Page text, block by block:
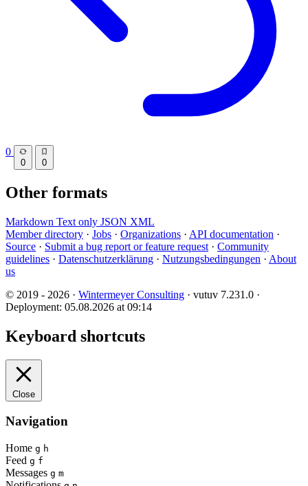
0
0 0
Other formats
Markdown Text only JSON XML
Member directory · Jobs · Organizations · API documentation ·
Source · Submit a bug report or feature request · Community
guidelines · Datenschutzerklärung · Nutzungsbedingungen · About
us
© 2019 - 2026 · Wintermeyer Consulting · vutuv 7.231.0 ·
Deployment: 05.08.2026 at 09:14
Keyboard shortcuts
Close
Navigation
Home g h
Feed g f
Messages g m